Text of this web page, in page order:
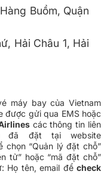
Buồm, Quận
Hải Châu 1, Hải
máy bay của Vietnam
được gửi qua EMS hoặc
các thông tin liên
đã đặt tại website
chọn “Quản lý đặt chỗ”
tử” hoặc “mã đặt chỗ”
Họ tên, email để check